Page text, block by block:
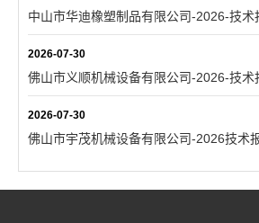
中山市华迪橡塑制品有限公司-2026-技术
2026-07-30
佛山市义顺机械设备有限公司-2026-技术
2026-07-30
佛山市宇茂机械设备有限公司-2026技术